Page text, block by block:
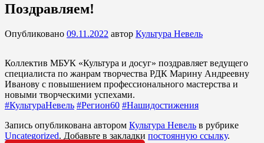
Поздравляем!
Опубликовано 09.11.2022 автор Культура Невель
Коллектив МБУК «Культура и досуг» поздравляет ведущего
специалиста по жанрам творчества РДК Марину Андреевну
Иванову с повышением профессионального мастерства и
новыми творческими успехами.
#КультураНевель #Регион60 #Нашидостижения
Запись опубликована автором Культура Невель в рубрике
Uncategorized. Добавьте в закладки постоянную ссылку.